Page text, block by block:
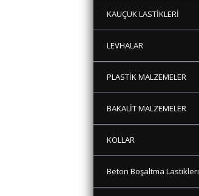
KAUÇUK LASTİKLERİ
LEVHALAR
PLASTİK MALZEMELER
BAKALİT MALZEMELER
KOLLAR
Beton Boşaltma Lastikleri